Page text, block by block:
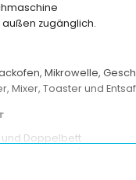
zugänglich.
Mikrowelle,
Mixer, Toaster und
Doppelbett